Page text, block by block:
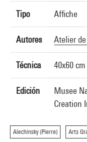
Tipo Affiche
Autores Atelier
Técnica 40x60 cm
Edición
Musee
Creation
Alechinsky (Pierre) Arts